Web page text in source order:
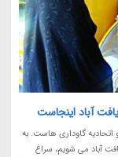
آباد اینجاست
گاوداری هاست. به
آباد می شویم، سراغ